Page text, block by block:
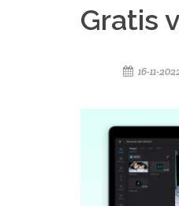
Gratis
16-11-